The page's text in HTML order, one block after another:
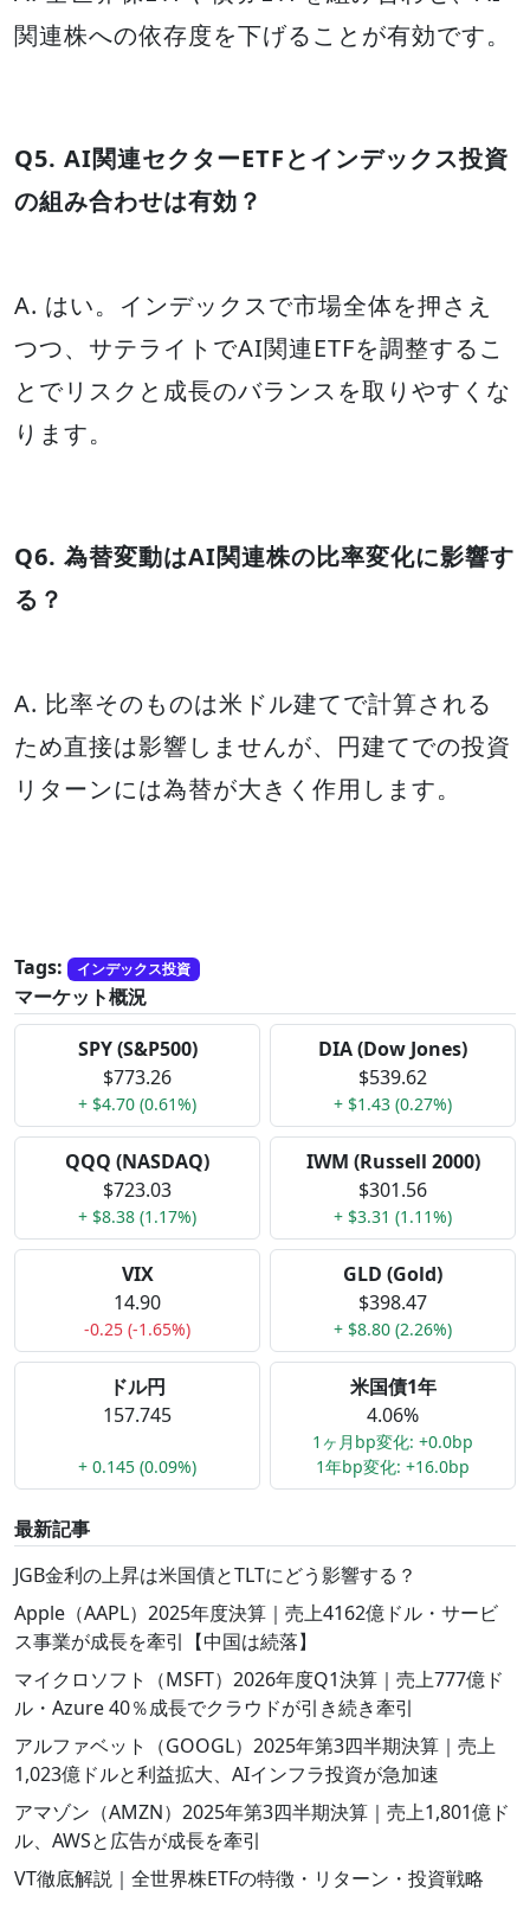
関連株への依存度を下げることが有効です。
Q5. AI関連セクターETFとインデックス投資
の組み合わせは有効？
A. はい。インデックスで市場全体を押さえ
つつ、サテライトでAI関連ETFを調整するこ
とでリスクと成長のバランスを取りやすくな
ります。
Q6. 為替変動はAI関連株の比率変化に影響す
る？
A. 比率そのものは米ドル建てで計算される
ため直接は影響しませんが、円建てでの投資
リターンには為替が大きく作用します。
Tags: インデックス投資
マーケット概況
SPY (S&P500)
$773.26
+ $4.70 (0.61%)
DIA (Dow Jones)
$539.62
+ $1.43 (0.27%)
QQQ (NASDAQ)
$723.03
+ $8.38 (1.17%)
IWM (Russell 2000)
$301.56
+ $3.31 (1.11%)
VIX
14.90
-0.25 (-1.65%)
GLD (Gold)
$398.47
+ $8.80 (2.26%)
ドル円
157.745
+ 0.145 (0.09%)
米国債1年
4.06%
1ヶ月bp変化: +0.0bp
1年bp変化: +16.0bp
最新記事
JGB金利の上昇は米国債とTLTにどう影響する？
Apple（AAPL）2025年度決算｜売上4162億ドル・サービ
ス事業が成長を牽引【中国は続落】
マイクロソフト（MSFT）2026年度Q1決算｜売上777億ド
ル・Azure 40％成長でクラウドが引き続き牽引
アルファベット（GOOGL）2025年第3四半期決算｜売上
1,023億ドルと利益拡大、AIインフラ投資が急加速
アマゾン（AMZN）2025年第3四半期決算｜売上1,801億ド
ル、AWSと広告が成長を牽引
VT徹底解説｜全世界株ETFの特徴・リターン・投資戦略